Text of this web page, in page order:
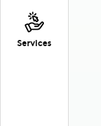
Services